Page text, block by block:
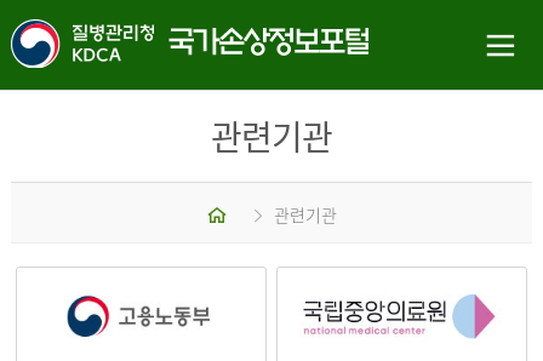
관련기관
홈 관련기관